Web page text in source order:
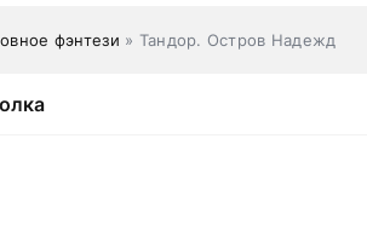
фэнтези » Тандор. Остров Надежд